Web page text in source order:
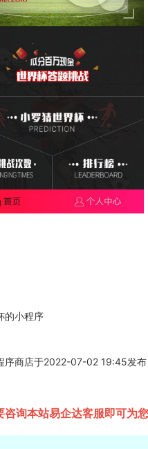
的小程序
序商店于2022-07-02 19:45发布
询本站易企达客服即可为